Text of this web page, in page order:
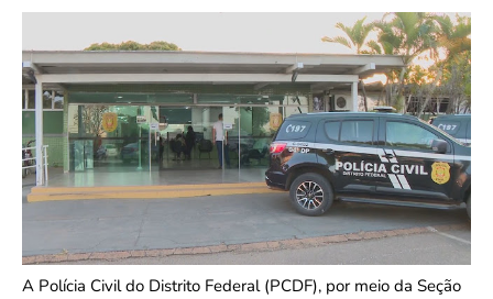
A Polícia Civil do Distrito Federal (PCDF), por meio da Seção